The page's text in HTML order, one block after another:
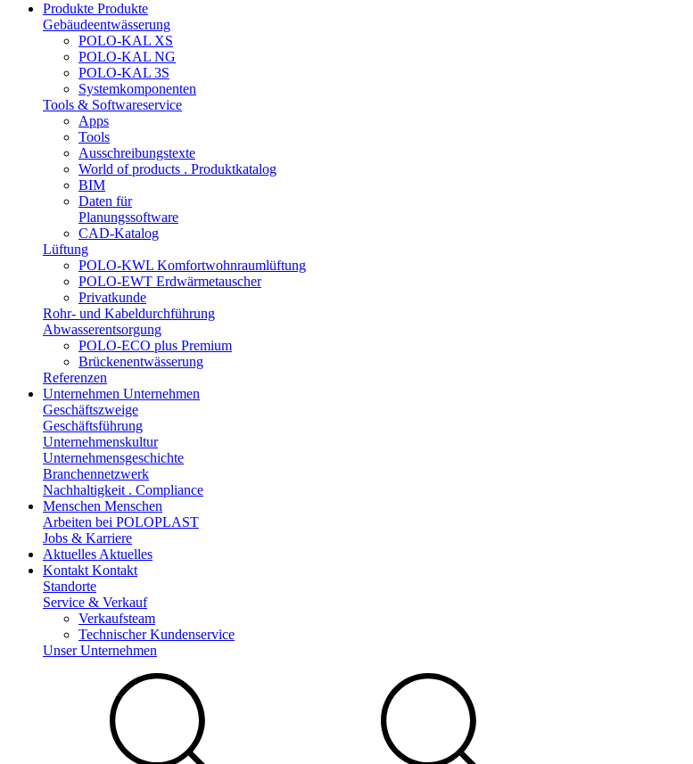
Produkte Produkte
Gebäudeentwässerung
POLO-KAL XS
POLO-KAL NG
POLO-KAL 3S
Systemkomponenten
Tools & Softwareservice
Apps
Tools
Ausschreibungstexte
World of products . Produktkatalog
BIM
Daten für
Planungssoftware
CAD-Katalog
Lüftung
POLO-KWL Komfortwohnraumlüftung
POLO-EWT Erdwärmetauscher
Privatkunde
Rohr- und Kabeldurchführung
Abwasserentsorgung
POLO-ECO plus Premium
Brückenentwässerung
Referenzen
Unternehmen Unternehmen
Geschäftszweige
Geschäftsführung
Unternehmenskultur
Unternehmensgeschichte
Branchennetzwerk
Nachhaltigkeit . Compliance
Menschen Menschen
Arbeiten bei POLOPLAST
Jobs & Karriere
Aktuelles Aktuelles
Kontakt Kontakt
Standorte
Service & Verkauf
Verkaufsteam
Technischer Kundenservice
Unser Unternehmen